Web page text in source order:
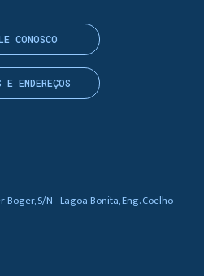
S/N - Lagoa Bonita, Eng. Coelho -
CONOSCO
E ENDEREÇOS